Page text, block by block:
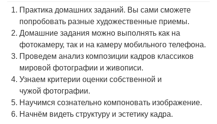
Практика домашних заданий. Вы сами сможете
попробовать разные художественные приемы.
Домашние задания можно выполнять как на
фотокамеру, так и на камеру мобильного телефона.
Проведем анализ композиции кадров классиков
мировой фотографии и живописи.
Узнаем критерии оценки собственной и
чужой фотографии.
Научимся сознательно компоновать изображение.
Начнём видеть структуру и эстетику кадра.